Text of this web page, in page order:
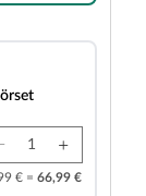
€ = 66,99 €